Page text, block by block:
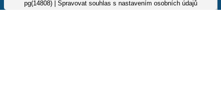
pg(14808) | Spravovat souhlas s nastavením osobních údajů